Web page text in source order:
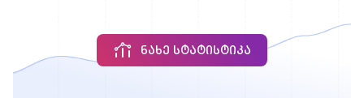
ᲜᲐᲮᲔ ᲡᲢᲐᲢᲘᲡᲢᲘᲙᲐ